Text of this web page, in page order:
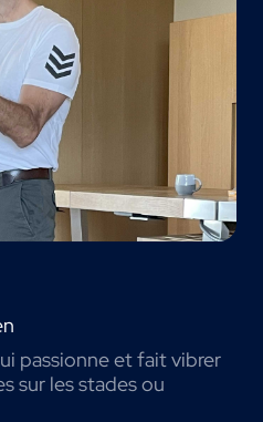
passionne et fait vibrer
sur les stades ou